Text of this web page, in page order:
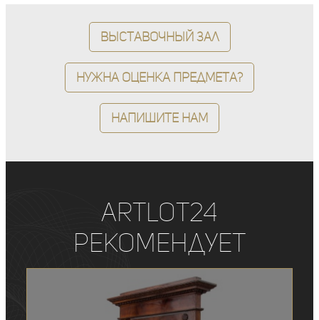
Выставочный зал
Нужна оценка предмета?
Напишите нам
ArtLot24
рекомендует